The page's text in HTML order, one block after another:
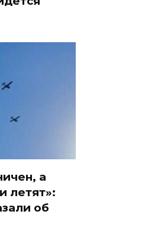
а
летят»:
об